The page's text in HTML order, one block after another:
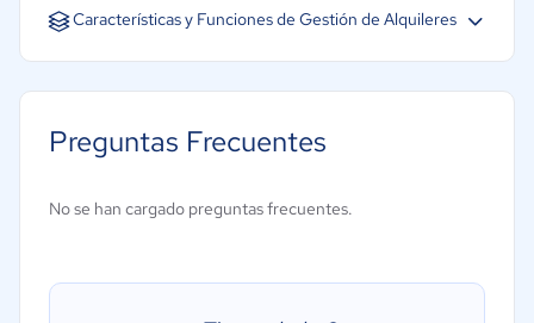
Español Inglés
Características y Funciones de Gestión de Alquileres
Gestión de documentos
Preguntas Frecuentes
No se han cargado preguntas frecuentes.